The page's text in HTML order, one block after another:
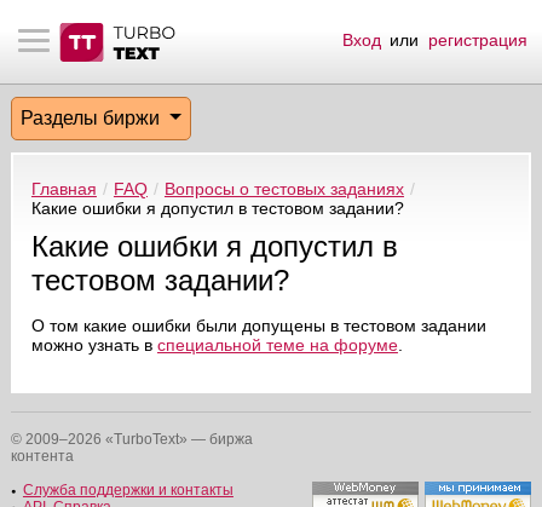
материалы
биржи
пользователи
на сайте
сообщения
по форуму
Вход или регистрация
Разделы биржи
Главная / FAQ / Вопросы о тестовых заданиях /
Какие ошибки я допустил в тестовом задании?
Какие ошибки я допустил в
тестовом задании?
О том какие ошибки были допущены в тестовом задании
можно узнать в специальной теме на форуме.
© 2009–2026 «TurboText» — биржа
контента
Служба поддержки и контакты